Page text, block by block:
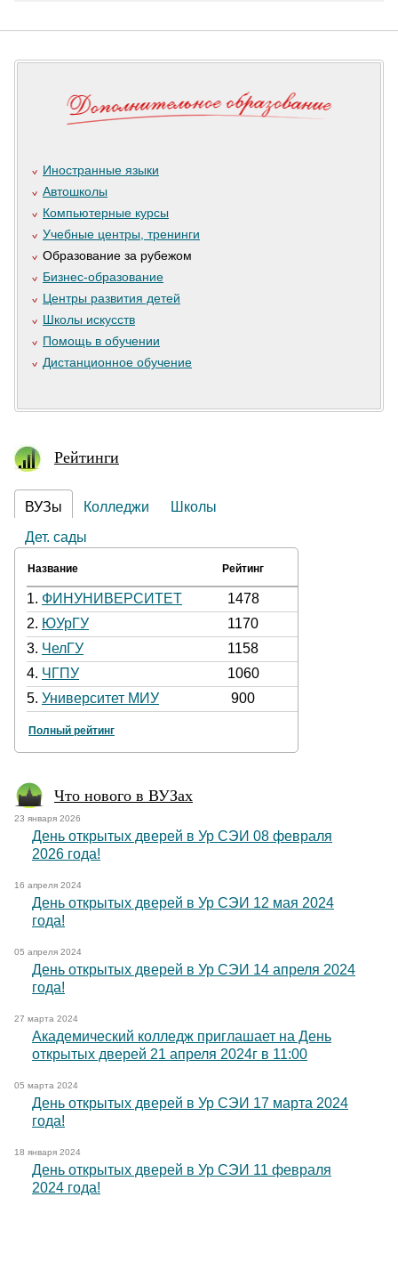
Иностранные языки
Автошколы
Компьютерные курсы
Учебные центры, тренинги
Образование за рубежом
Бизнес-образование
Центры развития детей
Школы искусств
Помощь в обучении
Дистанционное обучение
Рейтинги
ВУЗы Колледжи
Школы
Дет. сады
Название Рейтинг
1. ФИНУНИВЕРСИТЕТ
1478
2. ЮУрГУ
1170
3. ЧелГУ
1158
4. ЧГПУ
1060
5. Университет МИУ 900
Полный рейтинг
Что нового в ВУЗах
23 января 2026
День открытых дверей в Ур СЭИ 08 февраля
2026 года!
16 апреля 2024
День открытых дверей в Ур СЭИ 12 мая 2024
года!
05 апреля 2024
День открытых дверей в Ур СЭИ 14 апреля 2024
года!
27 марта 2024
Академический колледж приглашает на День
открытых дверей 21 апреля 2024г в 11:00
05 марта 2024
День открытых дверей в Ур СЭИ 17 марта 2024
года!
18 января 2024
День открытых дверей в Ур СЭИ 11 февраля
2024 года!